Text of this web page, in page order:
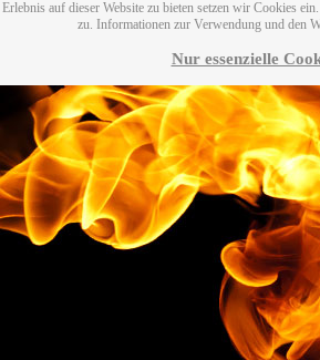
auf dieser Website zu bieten setzen wir Cookies
zu. Informationen zur Verwendung und den
Nur essenzielle